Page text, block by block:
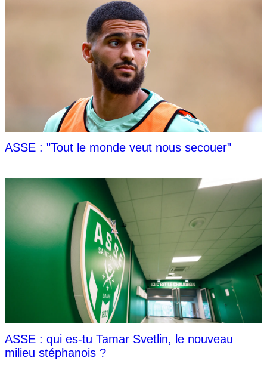
ASSE : "Tout le monde veut nous secouer"
ASSE : qui es-tu Tamar Svetlin, le nouveau
milieu stéphanois ?